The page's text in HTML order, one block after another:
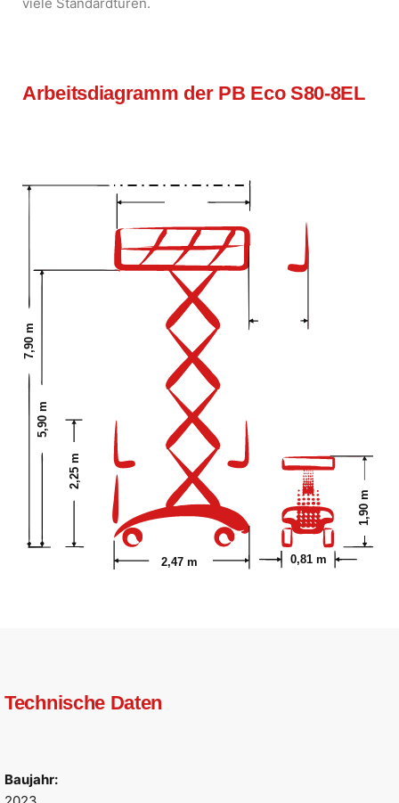
Arbeitsdiagramm der PB Eco S80-8EL
0,81 m
1,90 m
2,47 m
2,25 m
5,90 m
7,90 m
Technische Daten
Baujahr: